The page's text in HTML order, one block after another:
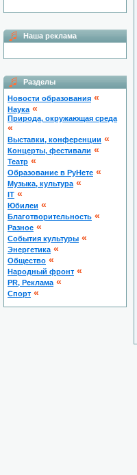
Наша реклама
Разделы
Новости образования «
Наука «
Природа, окружающая среда
«
Выставки, конференции «
Концерты, фестивали «
Театр «
Образование в РуНете «
Музыка, культура «
IT «
Юбилеи «
Благотворительность «
Разное «
Cобытия культуры «
Энергетика «
Общество «
Народный фронт «
PR, Реклама «
Спорт «